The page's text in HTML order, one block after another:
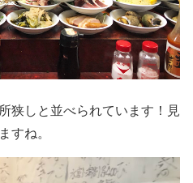
狭しと並べられています！見
すね。